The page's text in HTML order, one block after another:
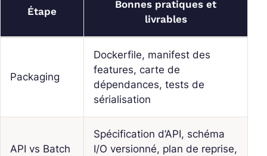
Étape
Bonnes pratiques et
livrables
Packaging
Dockerfile, manifest des
features, carte de
dépendances, tests de
sérialisation
API vs Batch
Spécification d’API, schéma
I/O versionné, plan de reprise,